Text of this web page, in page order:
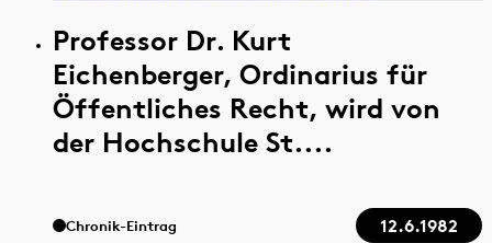
Professor Dr. Kurt
Eichenberger, Ordinarius für
Öffentliches Recht, wird von
der Hochschule St....
Chronik-Eintrag 12.6.1982